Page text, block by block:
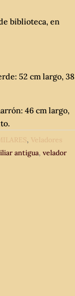
biblioteca, en
52 cm largo, 38
46 cm largo,
, Veladores
antigua,velador